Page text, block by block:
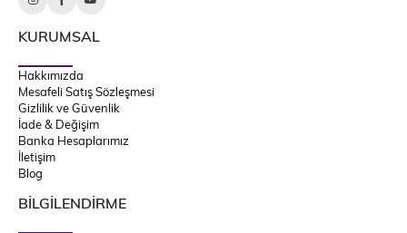
KURUMSAL
Hakkımızda
Mesafeli Satış Sözleşmesi
Gizlilik ve Güvenlik
İade & Değişim
Banka Hesaplarımız
İletişim
Blog
BİLGİLENDİRME